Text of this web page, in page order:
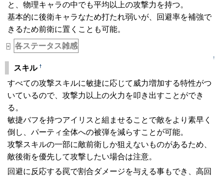
と、物理キャラの中でも平均以上の攻撃力を持つ。
基本的に後衛キャラなため打たれ弱いが、回避率を補強で
きるため前衛に置くことも可能。
+ 各ステータス雑感
↑
スキル †
すべての攻撃スキルに敏捷に応じて威力増加する特性がつ
いているので、攻撃力以上の火力を叩き出すことができ
る。
敏捷バフを持つアイリスと組ませることで敵をより素早く
倒し、パーティ全体への被弾を減らすことが可能。
攻撃スキルの一部に敵前衛しか狙えないものがあるため、
敵後衛を優先して攻撃したい場合は注意。
回避に反応する罠で割合ダメージを与える事もでき、高回